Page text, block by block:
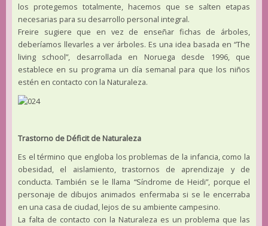
los protegemos totalmente, hacemos que se salten etapas
necesarias para su desarrollo personal integral.
Freire sugiere que en vez de enseñar fichas de árboles,
deberíamos llevarles a ver árboles. Es una idea basada en “The
living school”, desarrollada en Noruega desde 1996, que
establece en su programa un día semanal para que los niños
estén en contacto con la Naturaleza.
Trastorno de Déficit de Naturaleza
Es el término que engloba los problemas de la infancia, como la
obesidad, el aislamiento, trastornos de aprendizaje y de
conducta. También se le llama “Síndrome de Heidi”, porque el
personaje de dibujos animados enfermaba si se le encerraba
en una casa de ciudad, lejos de su ambiente campesino.
La falta de contacto con la Naturaleza es un problema que las